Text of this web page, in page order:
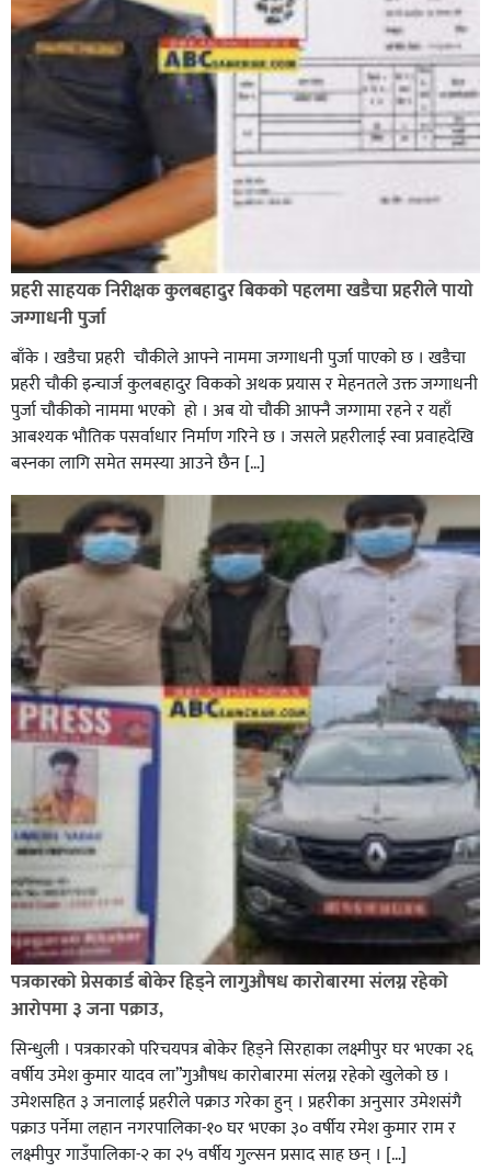
फर्कने सर्तमा रिहा,
रौतहटमा १२ हजार लिटर पेट्रोल बोकेको ट्यांकर दुर्घटनापछि
आगलागी सडक अबरुद्ध,
घोराहीको समृद्धिका लागि वडा–वडामा विशेष अभियान सञ्चालन
हुने,
प्रहरी साहयक निरीक्षक कुलबहादुर बिककाे पहलमा खडैचा प्रहरीले पायाे
जग्गाधनी पुर्जा
बाँके । खडैचा प्रहरी चाैकीले आफ्ने नाममा जग्गाधनी पुर्जा पाएकाे छ । खडैचा
प्रहरी चाैकी इन्चार्ज कुलबहादुर विककाे अथक प्रयास र मेहनतले उक्त जग्गाधनी
पुर्जा चाैकीकाे नाममा भएको हाे । अब याे चाैकी आफ्नै जग्गामा रहने र यहाँ
आबश्यक भाैतिक पसर्वाधार निर्माण गरिने छ । जसले प्रहरीलाई स्वा प्रवाहदेखि
बस्नका लागि समेत समस्या आउने छैन […]
पत्रकारको प्रेसकार्ड बोकेर हिड्ने लागुऔषध कारोबारमा संलग्न रहेको
आरोपमा ३ जना पक्राउ,
सिन्धुली । पत्रकारको परिचयपत्र बोकेर हिड्ने सिरहाका लक्ष्मीपुर घर भएका २६
वर्षीय उमेश कुमार यादव ला”गुऔषध कारोबारमा संलग्न रहेको खुलेको छ ।
उमेशसहित ३ जनालाई प्रहरीले पक्राउ गरेका हुन् । प्रहरीका अनुसार उमेशसंगै
पक्राउ पर्नेमा लहान नगरपालिका-१० घर भएका ३० वर्षीय रमेश कुमार राम र
लक्ष्मीपुर गाउँपालिका-२ का २५ वर्षीय गुल्सन प्रसाद साह छन् । […]